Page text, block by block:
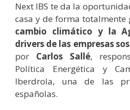
Next IBS te da la
casa y de forma
cambio climático y la
drivers de las empresas
por Carlos Sallé,
Política Energética y
Iberdrola, una de las
españolas.